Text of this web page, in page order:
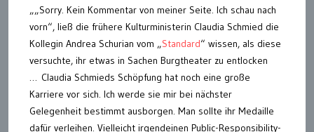
„„Sorry. Kein Kommentar von meiner Seite. Ich schau nach
vorn“, ließ die frühere Kulturministerin Claudia Schmied die
Kollegin Andrea Schurian vom „Standard“ wissen, als diese
versuchte, ihr etwas in Sachen Burgtheater zu entlocken
… Claudia Schmieds Schöpfung hat noch eine große
Karriere vor sich. Ich werde sie mir bei nächster
Gelegenheit bestimmt ausborgen. Man sollte ihr Medaille
dafür verleihen. Vielleicht irgendeinen Public-Responsibility-